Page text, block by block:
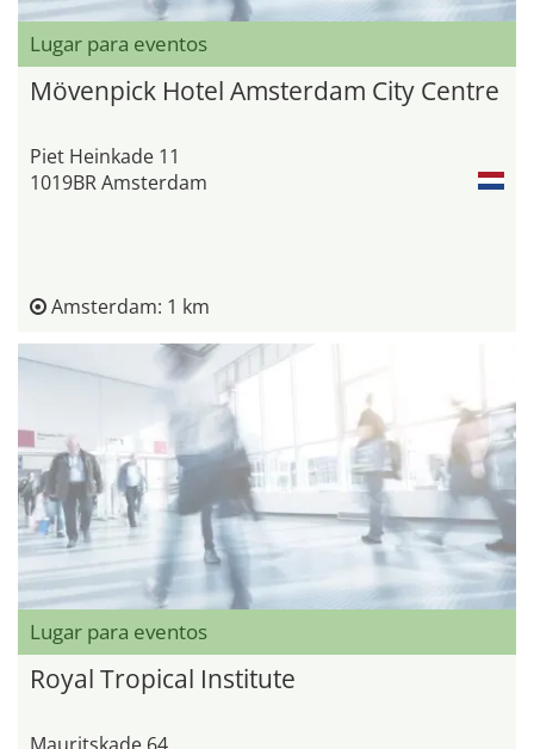
Lugar para eventos
Mövenpick Hotel Amsterdam City Centre
Piet Heinkade 11
1019BR Amsterdam
Amsterdam: 1 km
Lugar para eventos
Royal Tropical Institute